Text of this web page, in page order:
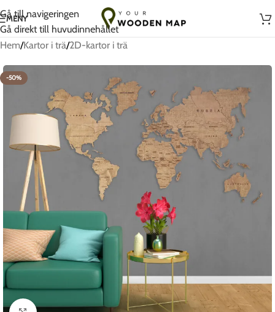
Gå till navigeringen
Gå direkt till huvudinnehållet
Handgjort med kärlek i Litauen
MENY
Hem/Kartor i trä/2D-kartor i trä
-50%